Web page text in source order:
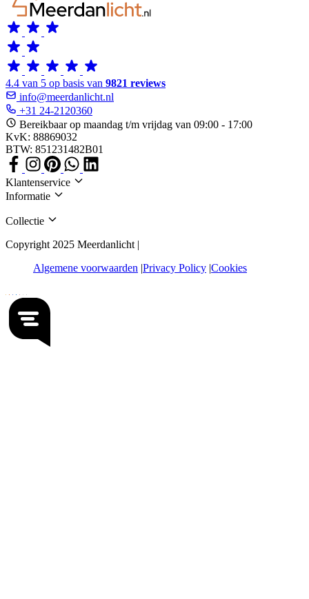
4.4 van 5 op basis van 9821 reviews
info@meerdanlicht.nl
+31 24-2120360
Bereikbaar op maandag t/m vrijdag van 09:00 - 17:00
KvK: 88869032
BTW: 851231482B01
Klantenservice
Informatie
Collectie
Copyright 2025 Meerdanlicht |
Algemene voorwaarden Privacy Policy Cookies